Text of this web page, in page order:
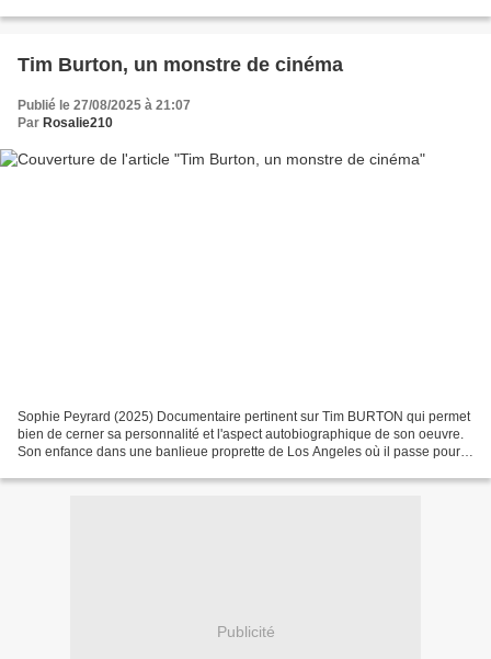
Tim Burton, un monstre de cinéma
Publié le 27/08/2025 à 21:07
Par Rosalie210
Sophie Peyrard (2025) Documentaire pertinent sur Tim BURTON qui permet
bien de cerner sa personnalité et l'aspect autobiographique de son oeuvre.
Son enfance dans une banlieue proprette de Los Angeles où il passe pour
Publicité